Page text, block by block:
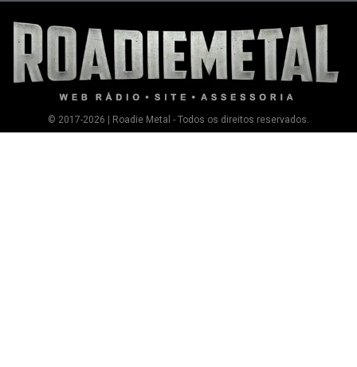
© 2017-2026 | Roadie Metal - Todos os direitos reservados.